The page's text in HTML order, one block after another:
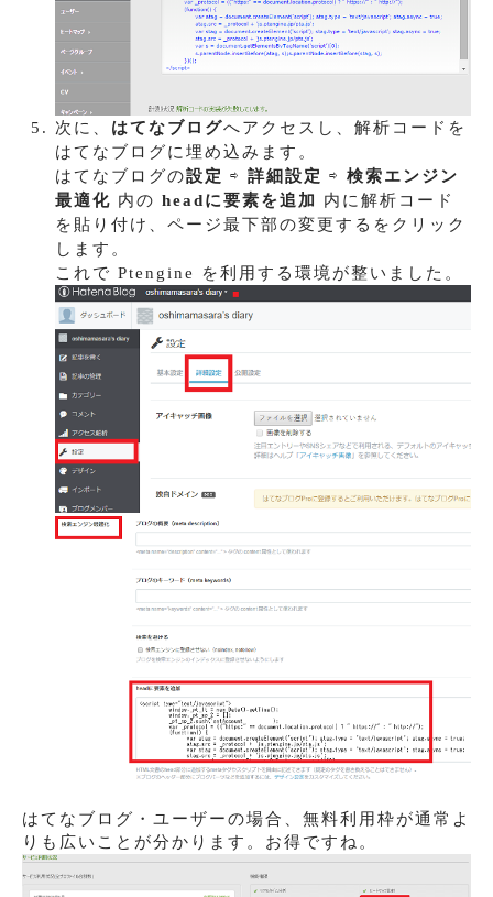
次に、 はてなブログへアクセスし、解析コードを
はてなブログに埋め込みます。
はてなブログの設定 ⇨ 詳細設定 ⇨ 検索エンジン
最適化 内の headに要素を追加
内に解析コード
を貼り付け、ページ最下部の変更するをクリック
します。
これで Ptengine を利用する環境が整いました。
はてなブログ・ユーザーの場合、無料利用枠が通常よ
りも広いことが分かります。お得ですね。